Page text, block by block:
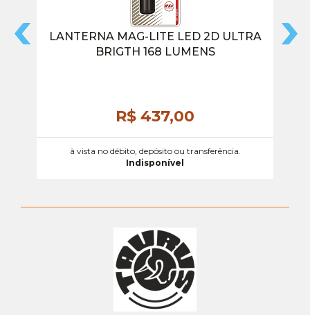
LANTERNA MAG-LITE LED 2D ULTRA
BRIGTH 168 LUMENS
R$ 437,00
à vista no débito, depósito ou transferência.
Indisponível